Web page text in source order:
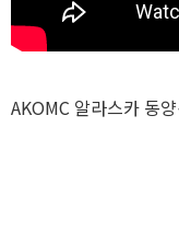
AKOMC 알라스카 동